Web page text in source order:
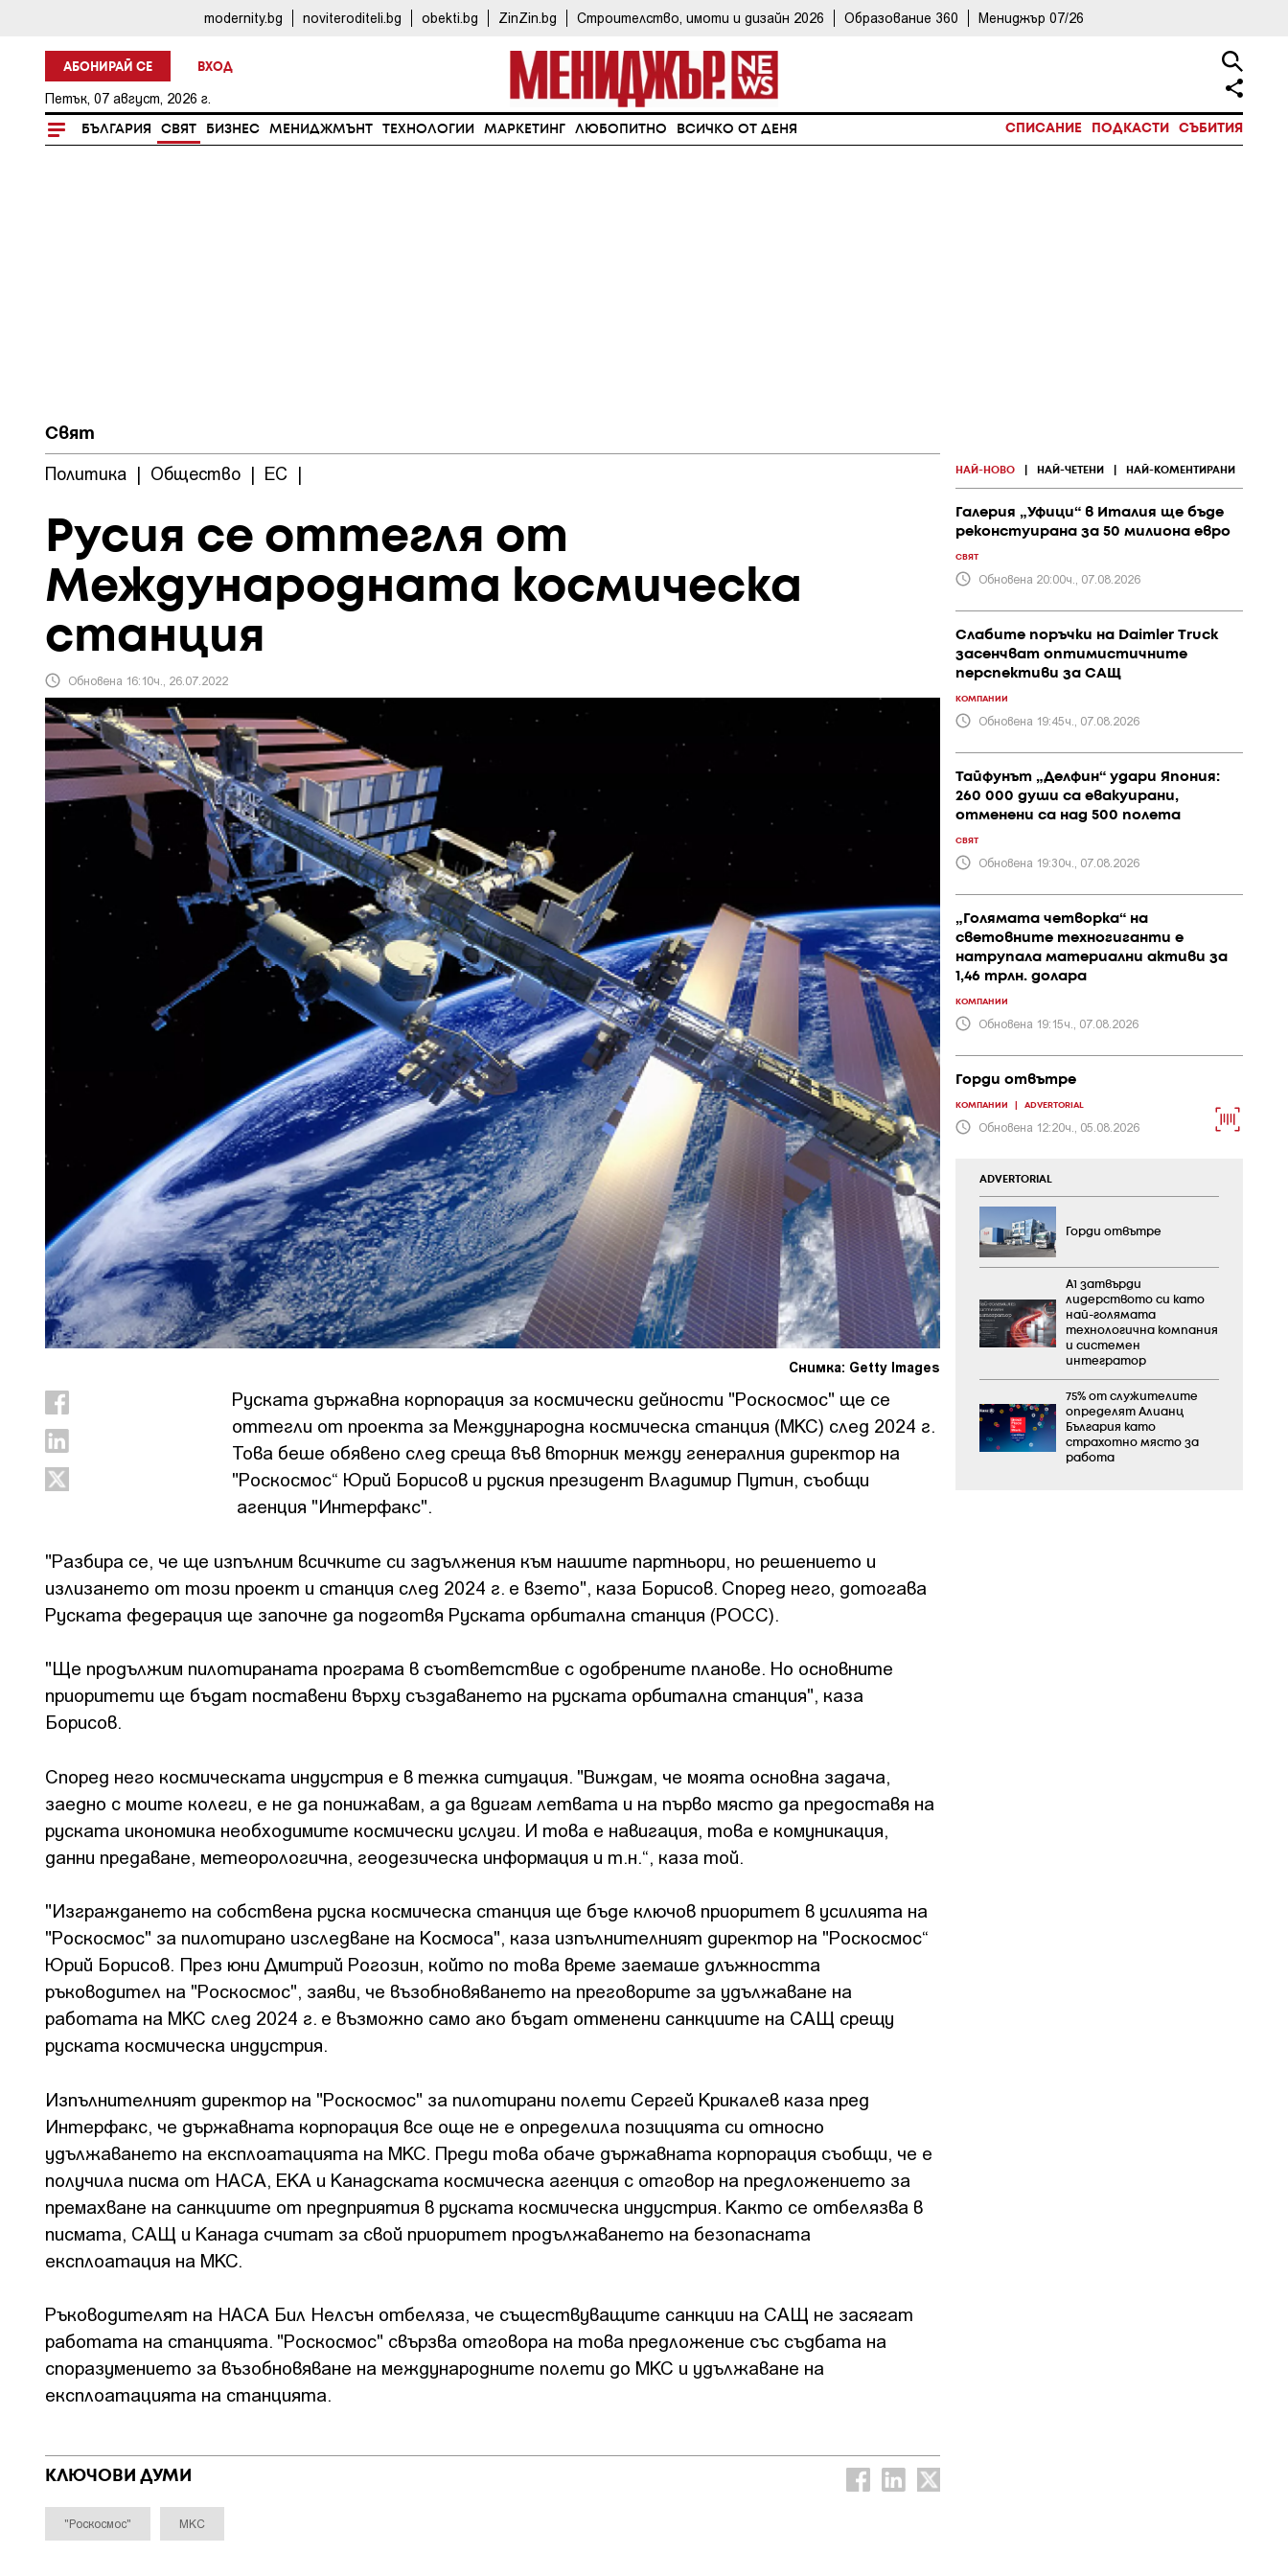
modernity.bg noviteroditeli.bg obekti.bg ZinZin.bg Строителство, имоти и дизайн 2026 Образование 360 Мениджър 07/26
АБОНИРАЙ СЕ ВХОД
Петък, 07 август, 2026 г.
БЪЛГАРИЯ СВЯТ БИЗНЕС МЕНИДЖМЪНТ ТЕХНОЛОГИИ МАРКЕТИНГ ЛЮБОПИТНО ВСИЧКО ОТ ДЕНЯ СПИСАНИЕ ПОДКАСТИ СЪБИТИЯ
Свят
Политика | Общество | ЕС |
Русия се оттегля от
Международната космическа
станция
Обновена 16:10ч., 26.07.2022
Снимка: Getty Images
Руската държавна корпорация за космически дейности "Роскосмос" ще се
оттегли от проекта за Международна космическа станция (МКС) след 2024 г.
Това беше обявено след среща във вторник между генералния директор на
"Роскосмос“ Юрий Борисов и руския президент Владимир Путин, съобщи
агенция "Интерфакс".
"Разбира се, че ще изпълним всичките си задължения към нашите партньори, но решението и
излизането от този проект и станция след 2024 г. е взето", каза Борисов. Според него, дотогава
Руската федерация ще започне да подготвя Руската орбитална станция (РОСС).
"Ще продължим пилотираната програма в съответствие с одобрените планове. Но основните
приоритети ще бъдат поставени върху създаването на руската орбитална станция", каза
Борисов.
Според него космическата индустрия е в тежка ситуация. "Виждам, че моята основна задача,
заедно с моите колеги, е не да понижавам, а да вдигам летвата и на първо място да предоставя на
руската икономика необходимите космически услуги. И това е навигация, това е комуникация,
данни предаване, метеорологична, геодезическа информация и т.н.“, каза той.
"Изграждането на собствена руска космическа станция ще бъде ключов приоритет в усилията на
"Роскосмос" за пилотирано изследване на Космоса", каза изпълнителният директор на "Роскосмос“
Юрий Борисов. През юни Дмитрий Рогозин, който по това време заемаше длъжността
ръководител на "Роскосмос", заяви, че възобновяването на преговорите за удължаване на
работата на МКС след 2024 г. е възможно само ако бъдат отменени санкциите на САЩ срещу
руската космическа индустрия.
Изпълнителният директор на "Роскосмос" за пилотирани полети Сергей Крикалев каза пред
Интерфакс, че държавната корпорация все още не е определила позицията си относно
удължаването на експлоатацията на МКС. Преди това обаче държавната корпорация съобщи, че е
получила писма от НАСА, ЕКА и Канадската космическа агенция с отговор на предложението за
премахване на санкциите от предприятия в руската космическа индустрия. Както се отбелязва в
писмата, САЩ и Канада считат за свой приоритет продължаването на безопасната
експлоатация на МКС.
Ръководителят на НАСА Бил Нелсън отбеляза, че съществуващите санкции на САЩ не засягат
работата на станцията. "Роскосмос" свързва отговора на това предложение със съдбата на
споразумението за възобновяване на международните полети до МКС и удължаване на
експлоатацията на станцията.
КЛЮЧОВИ ДУМИ
"Роскосмос" МКС
НАЙ-НОВО НАЙ-ЧЕТЕНИ НАЙ-КОМЕНТИРАНИ
Галерия „Уфици“ в Италия ще бъде
реконстуирана за 50 милиона евро
СВЯТ
Обновена 20:00ч., 07.08.2026
Слабите поръчки на Daimler Truck
засенчват оптимистичните
перспективи за САЩ
КОМПАНИИ
Обновена 19:45ч., 07.08.2026
Тайфунът „Делфин“ удари Япония:
260 000 души са евакуирани,
отменени са над 500 полета
СВЯТ
Обновена 19:30ч., 07.08.2026
„Голямата четворка“ на
световните техногиганти е
натрупала материални активи за
1,46 трлн. долара
КОМПАНИИ
Обновена 19:15ч., 07.08.2026
Горди отвътре
КОМПАНИИ ADVERTORIAL
Обновена 12:20ч., 05.08.2026
ADVERTORIAL
Горди отвътре
А1 затвърди
лидерството си като
най-голямата
технологична компания
и системен
интегратор
75% от служителите
определят Алианц
България като
страхотно място за
работа